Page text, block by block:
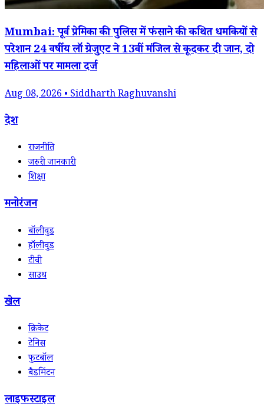
Mumbai: पूर्व प्रेमिका की पुलिस में फंसाने की कथित धमकियों से
परेशान 24 वर्षीय लॉ ग्रेजुएट ने 13वीं मंजिल से कूदकर दी जान, दो
महिलाओं पर मामला दर्ज
Aug 08, 2026 • Siddharth Raghuvanshi
देश
राजनीति
जरुरी जानकारी
शिक्षा
मनोरंजन
बॉलीवुड
हॉलीवुड
टीवी
साउथ
खेल
क्रिकेट
टेनिस
फुटबॉल
बैडमिंटन
लाइफस्टाइल